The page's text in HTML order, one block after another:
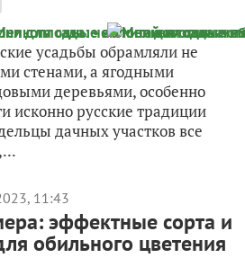
усадьбы обрамляли не
стенами, а ягодными
деревьями, особенно
исконно русские традиции
дачных участков все
11:43
эффектные сорта и
обильного цветения